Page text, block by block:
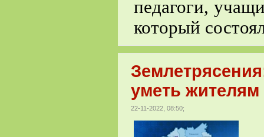
педагоги,
который
уметь жителям
22-11-2022, 08:50;